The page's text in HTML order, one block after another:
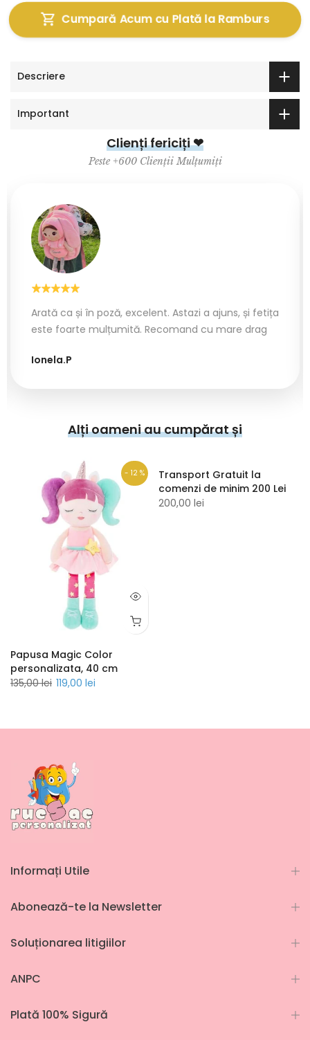
Cumpară Acum cu Plată la Ramburs
Descriere
Important
Clienți fericiți ❤
Peste +600 Clienții Mulțumiți
Arată ca și în poză, excelent. Astazi a ajuns, și fetița
este foarte mulțumită. Recomand cu mare drag
Ionela.P
Alți oameni au cumpărat și
- 12 %
Papusa Magic Color
personalizata, 40 cm
135,00 lei 119,00 lei
Transport Gratuit la
comenzi de minim 200 Lei
200,00 lei
Informați Utile
Abonează-te la Newsletter
Soluționarea litigiilor
ANPC
Plată 100% Sigură